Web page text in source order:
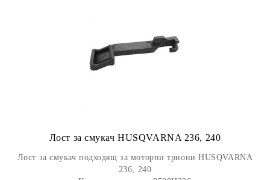
Лост за смукач HUSQVARNA 236, 240
Лост за смукач подходящ за моторни триони HUSQVARNA
236, 240